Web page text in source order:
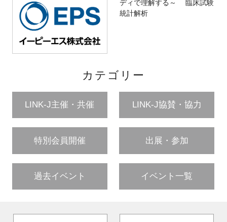
ディで理解する～ 臨床試験
統計解析
カテゴリー
LINK-J主催・共催 LINK-J協賛・協力
特別会員開催 出展・参加
過去イベント イベント一覧